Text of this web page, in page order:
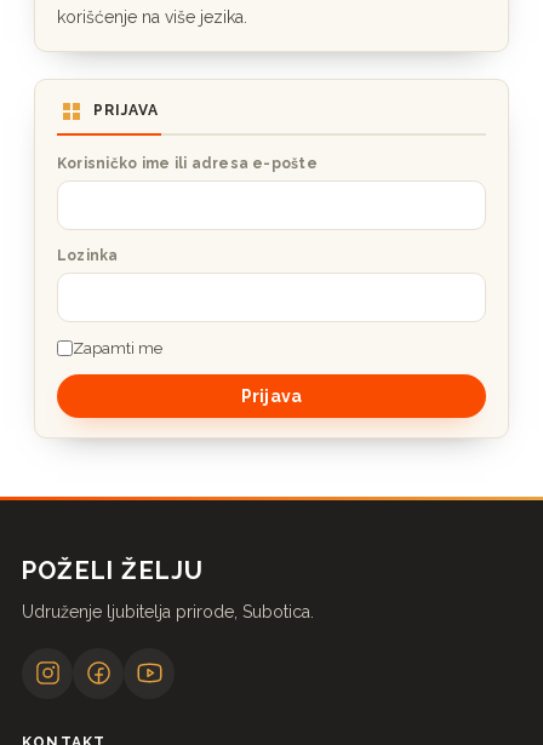
korišćenje na više jezika.
PRIJAVA
Korisničko ime ili adresa e-pošte
Lozinka
Zapamti me
POŽELI ŽELJU
Udruženje ljubitelja prirode, Subotica.